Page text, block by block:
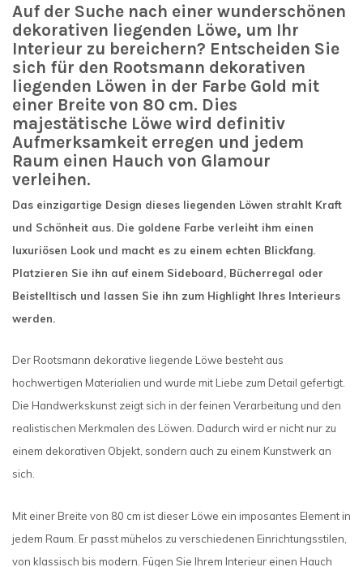
Auf der Suche nach einer wunderschönen
dekorativen liegenden Löwe, um Ihr
Interieur zu bereichern? Entscheiden Sie
sich für den Rootsmann dekorativen
liegenden Löwen in der Farbe Gold mit
einer Breite von 80 cm. Dies
majestätische Löwe wird definitiv
Aufmerksamkeit erregen und jedem
Raum einen Hauch von Glamour
verleihen.
Das einzigartige Design dieses liegenden Löwen strahlt Kraft
und Schönheit aus. Die goldene Farbe verleiht ihm einen
luxuriösen Look und macht es zu einem echten Blickfang.
Platzieren Sie ihn auf einem Sideboard, Bücherregal oder
Beistelltisch und lassen Sie ihn zum Highlight Ihres Interieurs
werden.
Der Rootsmann dekorative liegende Löwe besteht aus
hochwertigen Materialien und wurde mit Liebe zum Detail gefertigt.
Die Handwerkskunst zeigt sich in der feinen Verarbeitung und den
realistischen Merkmalen des Löwen. Dadurch wird er nicht nur zu
einem dekorativen Objekt, sondern auch zu einem Kunstwerk an
sich.
Mit einer Breite von 80 cm ist dieser Löwe ein imposantes Element in
jedem Raum. Er passt mühelos zu verschiedenen Einrichtungsstilen,
von klassisch bis modern. Fügen Sie Ihrem Interieur einen Hauch